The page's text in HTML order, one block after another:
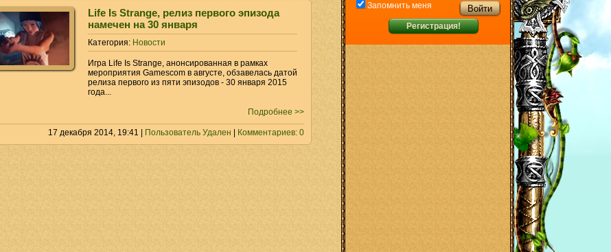
Life Is Strange, релиз первого эпизода
намечен на 30 января
Категория: Новости
Игра Life Is Strange, анонсированная в рамках
мероприятия Gamescom в августе, обзавелась датой
релиза первого из пяти эпизодов - 30 января 2015
года...
Подробнее >>
17 декабря 2014, 19:41 | Пользователь Удален Комментариев: 0
Запомнить меня
Регистрация!